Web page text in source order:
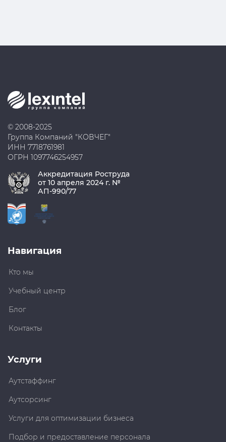
© 2008-2025
Группа Компаний "КОВЧЕГ"
ИНН 7718761981
ОГРН 1097746254957
Аккредитация Роструда
от 10 апреля 2024 г. №
АП-990/77
Навигация
Кто мы
Учебный центр
Блог
Контакты
Услуги
Аутстаффинг
Аутсорсинг
Услуги для оптимизации бизнеса
Подбор и предоставление персонала